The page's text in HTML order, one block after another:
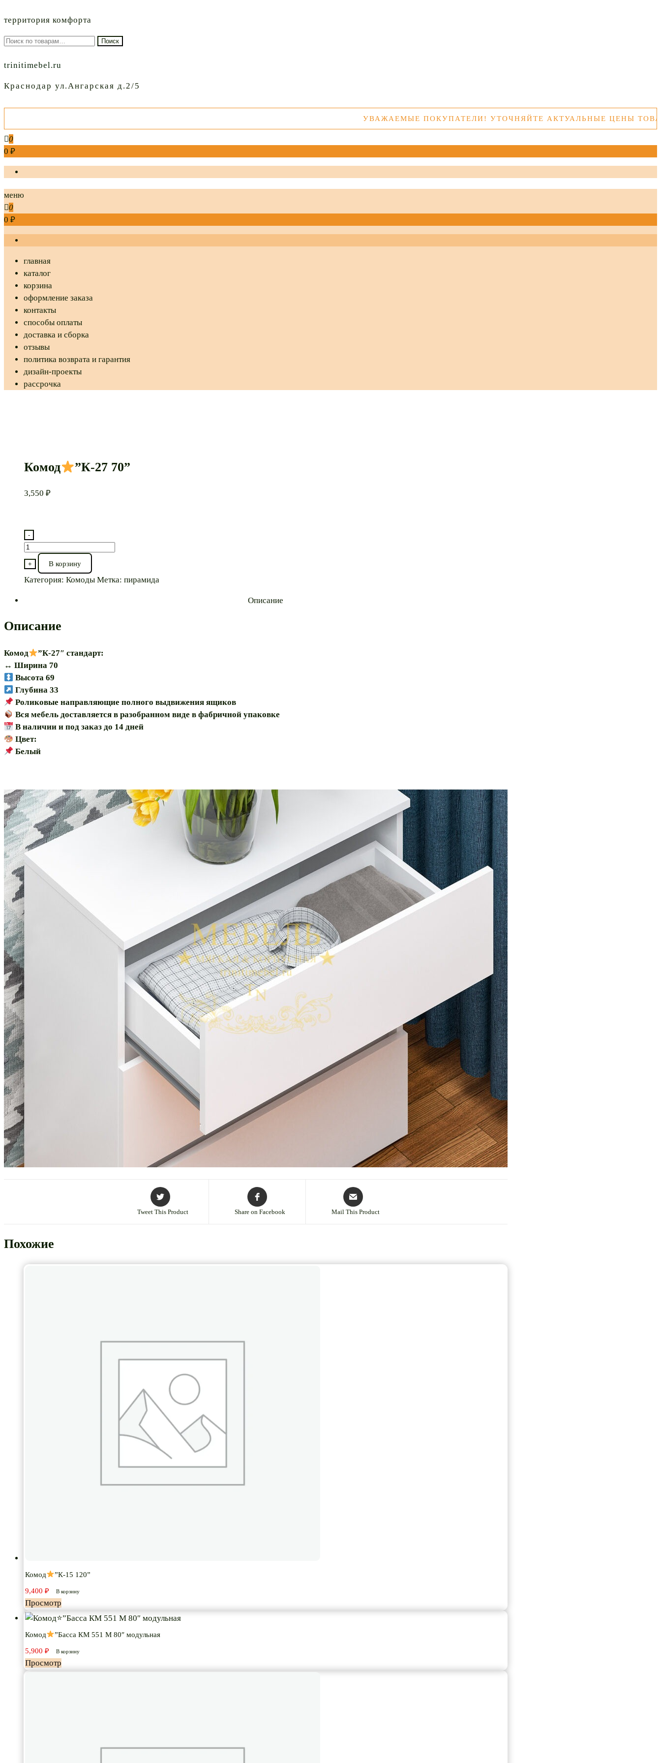
территория комфорта
Искать: Поиск
trinitimebel.ru
Краснодар ул.Ангарская д.2/5
УВАЖАЕМЫЕ ПОКУПАТЕЛИ! УТОЧНЯЙТЕ АКТУАЛЬНЫЕ ЦЕНЫ ТОВАРОВ
0
0 ₽
меню
0
0 ₽
главная
каталог
корзина
оформление заказа
контакты
способы оплаты
доставка и сборка
отзывы
политика возврата и гарантия
дизайн-проекты
рассрочка
Комод ”К-27 70”
3,550 ₽
-
Количество
товара
Комод
+ В корзину
Категория: Комоды Метка: пирамида
Описание
Описание
Комод
”К-27″ стандарт:
↔️ Ширина 70
Высота 69
Глубина 33
Роликовые направляющие полного выдвижения ящиков
Вся мебель доставляется в разобранном виде в фабричной упаковке
В наличии и под заказ до 14 дней
Цвет:
Белый
Tweet This Product Share on Facebook Mail This Product
Похожие
Комод ”К-15 120”
9,400 ₽ В корзину
Просмотр
Комод ”Басса КМ 551 М 80″ модульная
5,900 ₽ В корзину
Просмотр